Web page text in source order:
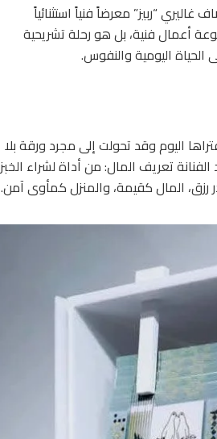
“ربيز” معرضاً فنياً استثنائياً
أعمال فنية، بل هو رحلة تشريحية
اليومية والنفوس.
اليوم وقد تحولت إلى مجرد ورقة بلا
الفنانة تعريف المال: من أداة لشراء الخبز
رزق، المال كقيمة، والمنزل كمأوى آمن.